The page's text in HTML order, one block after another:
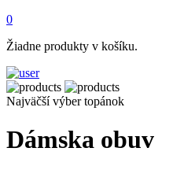
0
Žiadne produkty v košíku.
Najväčší výber topánok
Dámska obuv